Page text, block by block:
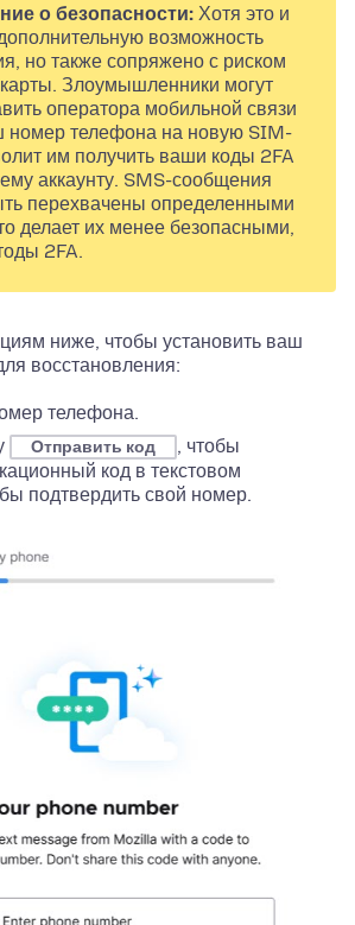
о безопасности: Хотя это и
возможность
но также сопряжено с риском
Злоумышленники могут
оператора мобильной связи
номер телефона на новую SIM-
им получить ваши коды 2FA
аккаунту. SMS-сообщения
перехвачены определенными
делает их менее безопасными,
2FA.
ниже, чтобы установить ваш
восстановления:
телефона.
Отправить код
, чтобы
код в текстовом
подтвердить свой номер.